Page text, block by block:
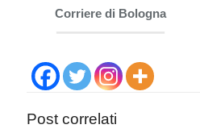
Corriere di Bologna
Post correlati